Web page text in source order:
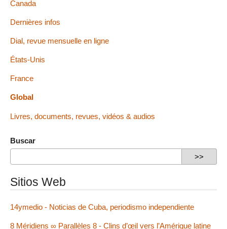
Canada
Dernières infos
Dial, revue mensuelle en ligne
États-Unis
France
Global
Livres, documents, revues, vidéos & audios
Buscar
Sitios Web
14ymedio - Noticias de Cuba, periodismo independiente
8 Méridiens ∞ Parallèles 8 - Clins d’œil vers l’Amérique latine